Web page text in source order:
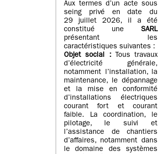
Aux termes d’un acte sous
seing privé en date du
29 juillet 2026, il a été
constitué une SARL
présentant les
caractéristiques suivantes :
Objet social :
Tous travaux
d’électricité générale,
notamment l’installation, la
maintenance, le dépannage
et la mise en conformité
d’installations électriques
courant fort et courant
faible. La coordination, le
pilotage, le suivi et
l’assistance de chantiers
d’affaires, notamment dans
le domaine des systèmes